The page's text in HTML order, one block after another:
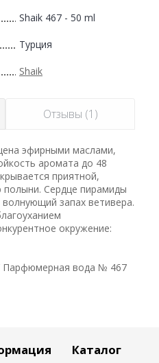
Shaik 467 - 50 ml
Турция
Shaik
Отзывы (1)
эфирными маслами,
аромата до 48
приятной,
полыни. Сердце пирамиды
запах ветивера.
окружение:
Парфюмерная вода № 467
Каталог